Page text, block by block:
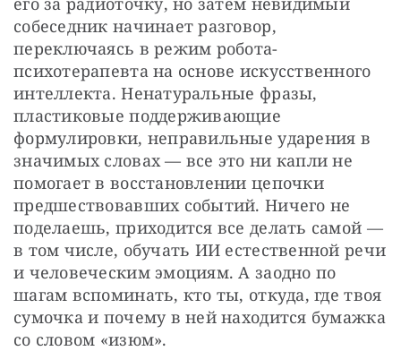
собеседник начинает разговор,
переключаясь в режим робота-
психотерапевта на основе искусственного
интеллекта. Ненатуральные фразы,
пластиковые поддерживающие
формулировки, неправильные ударения в
значимых словах — все это ни капли не
помогает в восстановлении цепочки
предшествовавших событий. Ничего не
поделаешь, приходится все делать самой —
в том числе, обучать ИИ естественной речи
и человеческим эмоциям. А заодно по
шагам вспоминать, кто ты, откуда, где твоя
сумочка и почему в ней находится бумажка
со словом «изюм».